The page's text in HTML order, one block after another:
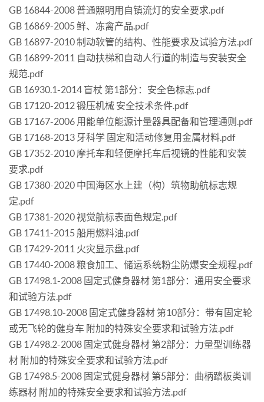
GB 16844-2008 普通照明用自镇流灯的安全要求.pdf
GB 16869-2005 鲜、冻禽产品.pdf
GB 16897-2010 制动软管的结构、性能要求及试验方法.pdf
GB 16899-2011 自动扶梯和自动人行道的制造与安装安全
规范.pdf
GB 16930.1-2014 盲杖 第1部分：安全色标志.pdf
GB 17120-2012 锻压机械 安全技术条件.pdf
GB 17167-2006 用能单位能源计量器具配备和管理通则.pdf
GB 17168-2013 牙科学 固定和活动修复用金属材料.pdf
GB 17352-2010 摩托车和轻便摩托车后视镜的性能和安装
要求.pdf
GB 17380-2020 中国海区水上建（构）筑物助航标志规
定.pdf
GB 17381-2020 视觉航标表面色规定.pdf
GB 17411-2015 船用燃料油.pdf
GB 17429-2011 火灾显示盘.pdf
GB 17440-2008 粮食加工、储运系统粉尘防爆安全规程.pdf
GB 17498.1-2008 固定式健身器材 第1部分：通用安全要求
和试验方法.pdf
GB 17498.10-2008 固定式健身器材 第10部分：带有固定轮
或无飞轮的健身车 附加的特殊安全要求和试验方法.pdf
GB 17498.2-2008 固定式健身器材 第2部分：力量型训练器
材 附加的特殊安全要求和试验方法.pdf
GB 17498.5-2008 固定式健身器材 第5部分：曲柄踏板类训
练器材 附加的特殊安全要求和试验方法.pdf